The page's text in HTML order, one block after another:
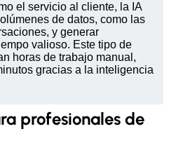
el servicio al cliente, la IA
de datos, como las
y generar
valioso. Este tipo de
horas de trabajo manual,
gracias a la inteligencia
profesionales de